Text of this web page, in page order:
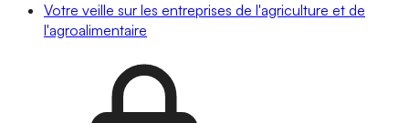
Votre veille sur les entreprises de l'agriculture et de
l'agroalimentaire